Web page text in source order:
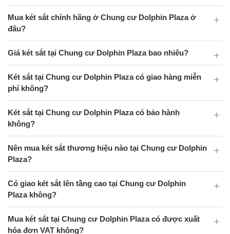
Mua két sắt chính hãng ở Chung cư Dolphin Plaza ở
đâu?
Giá két sắt tại Chung cư Dolphin Plaza bao nhiêu?
Két sắt tại Chung cư Dolphin Plaza có giao hàng miễn
phí không?
Két sắt tại Chung cư Dolphin Plaza có bảo hành
không?
Nên mua két sắt thương hiệu nào tại Chung cư Dolphin
Plaza?
Có giao két sắt lên tầng cao tại Chung cư Dolphin
Plaza không?
Mua két sắt tại Chung cư Dolphin Plaza có được xuất
hóa đơn VAT không?